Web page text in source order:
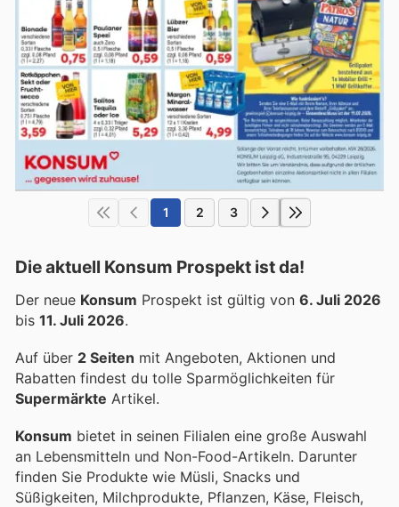
1 2 3
Die aktuell Konsum Prospekt ist da!
Der neue Konsum Prospekt ist gültig von 6. Juli 2026
bis 11. Juli 2026.
Auf über 2 Seiten mit Angeboten, Aktionen und
Rabatten findest du tolle Sparmöglichkeiten für
Supermärkte Artikel.
Konsum bietet in seinen Filialen eine große Auswahl
an Lebensmitteln und Non-Food-Artikeln. Darunter
finden Sie Produkte wie Müsli, Snacks und
Süßigkeiten, Milchprodukte, Pflanzen, Käse, Fleisch,